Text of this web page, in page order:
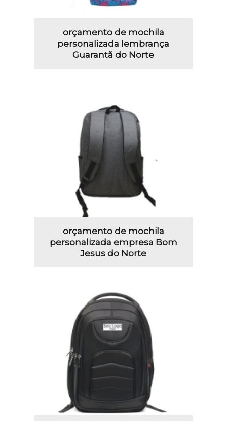
orçamento de mochila
personalizada lembrança
Guarantã do Norte
orçamento de mochila
personalizada empresa Bom
Jesus do Norte